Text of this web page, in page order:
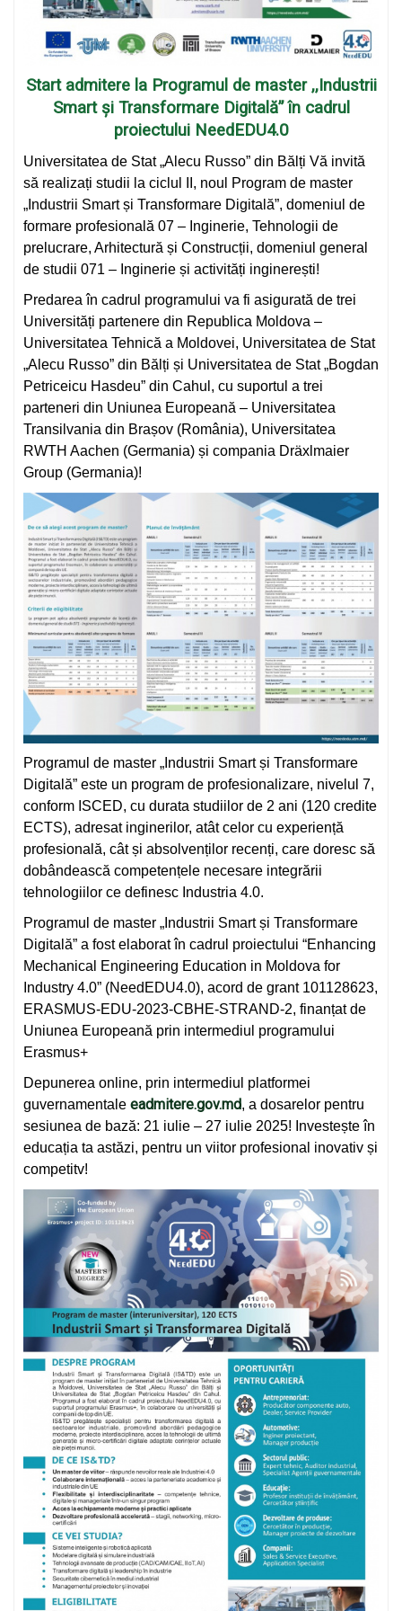
Start admitere la Programul de master ,,Industrii
Smart și Transformare Digitală”în cadrul
proiectului NeedEDU4.0
Universitatea de Stat „Alecu Russo” din Bălți Vă invită
să realizați studii la ciclul II, noul Program de master
„Industrii Smart și Transformare Digitală”, domeniul de
formare profesională 07 – Inginerie, Tehnologii de
prelucrare, Arhitectură și Construcții, domeniul general
de studii 071 – Inginerie și activități inginerești!
Predarea în cadrul programului va fi asigurată de trei
Universități partenere din Republica Moldova –
Universitatea Tehnică a Moldovei, Universitatea de Stat
„Alecu Russo” din Bălți și Universitatea de Stat „Bogdan
Petriceicu Hasdeu” din Cahul, cu suportul a trei
parteneri din Uniunea Europeană – Universitatea
Transilvania din Brașov (România), Universitatea
RWTH Aachen (Germania) și compania Dräxlmaier
Group (Germania)!
Programul de master „Industrii Smart și Transformare
Digitală” este un program de profesionalizare, nivelul 7,
conform ISCED, cu durata studiilor de 2 ani (120 credite
ECTS), adresat inginerilor, atât celor cu experiență
profesională, cât și absolvenților recenți, care doresc să
dobândească competențele necesare integrării
tehnologiilor ce definesc Industria 4.0.
Programul de master „Industrii Smart și Transformare
Digitală” a fost elaborat în cadrul proiectului “Enhancing
Mechanical Engineering Education in Moldova for
Industry 4.0” (NeedEDU4.0), acord de grant 101128623,
ERASMUS-EDU-2023-CBHE-STRAND-2, finanțat de
Uniunea Europeană prin intermediul programului
Erasmus+
Depunerea online, prin intermediul platformei
guvernamentale eadmitere.gov.md, a dosarelor pentru
sesiunea de bază: 21 iulie – 27 iulie 2025! Investește în
educația ta astăzi, pentru un viitor profesional inovativ și
competitv!